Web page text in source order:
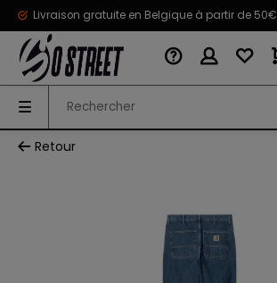
Livraison gratuite en Belgique à partir de 50€
Retour